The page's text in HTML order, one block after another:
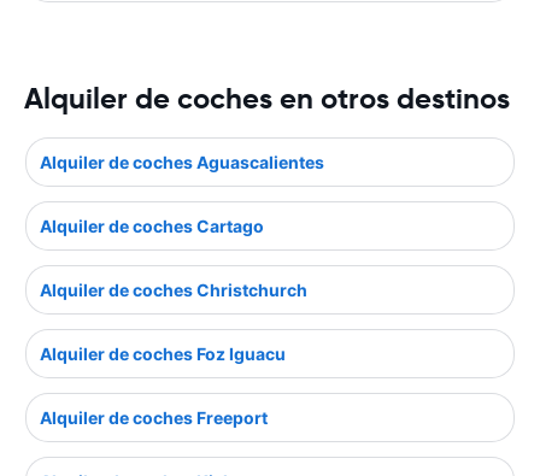
Alquiler de coches en otros destinos
Alquiler de coches Aguascalientes
Alquiler de coches Cartago
Alquiler de coches Christchurch
Alquiler de coches Foz Iguacu
Alquiler de coches Freeport